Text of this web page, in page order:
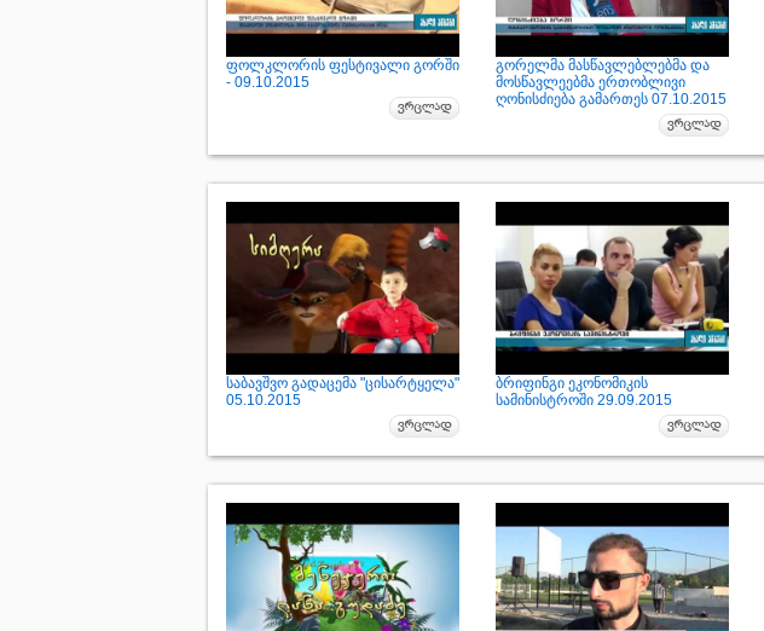
ფოლკლორის ფესტივალი გორში
- 09.10.2015
გორელმა მასწავლებლებმა და
მოსწავლეებმა ერთობლივი
ღონისძიება გამართეს 07.10.2015
საბავშვო გადაცემა "ცისარტყელა"
05.10.2015
ბრიფინგი ეკონომიკის
სამინისტროში 29.09.2015